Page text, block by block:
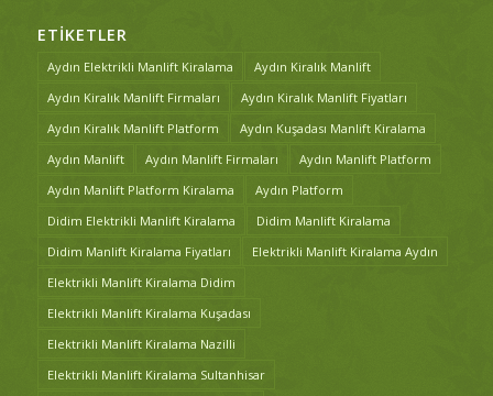
ETIKETLER
Aydın Elektrikli Manlift Kiralama
Aydın Kiralık Manlift
Aydın Kiralık Manlift Firmaları
Aydın Kiralık Manlift Fiyatları
Aydın Kiralık Manlift Platform
Aydın Kuşadası Manlift Kiralama
Aydın Manlift
Aydın Manlift Firmaları
Aydın Manlift Platform
Aydın Manlift Platform Kiralama
Aydın Platform
Didim Elektrikli Manlift Kiralama
Didim Manlift Kiralama
Didim Manlift Kiralama Fiyatları
Elektrikli Manlift Kiralama Aydın
Elektrikli Manlift Kiralama Didim
Elektrikli Manlift Kiralama Kuşadası
Elektrikli Manlift Kiralama Nazilli
Elektrikli Manlift Kiralama Sultanhisar